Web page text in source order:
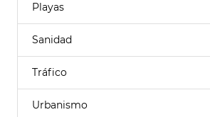
Playas
Sanidad
Tráfico
Urbanismo